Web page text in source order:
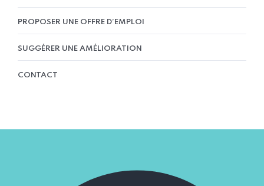
PROPOSER UNE OFFRE D’EMPLOI
SUGGÉRER UNE AMÉLIORATION
CONTACT